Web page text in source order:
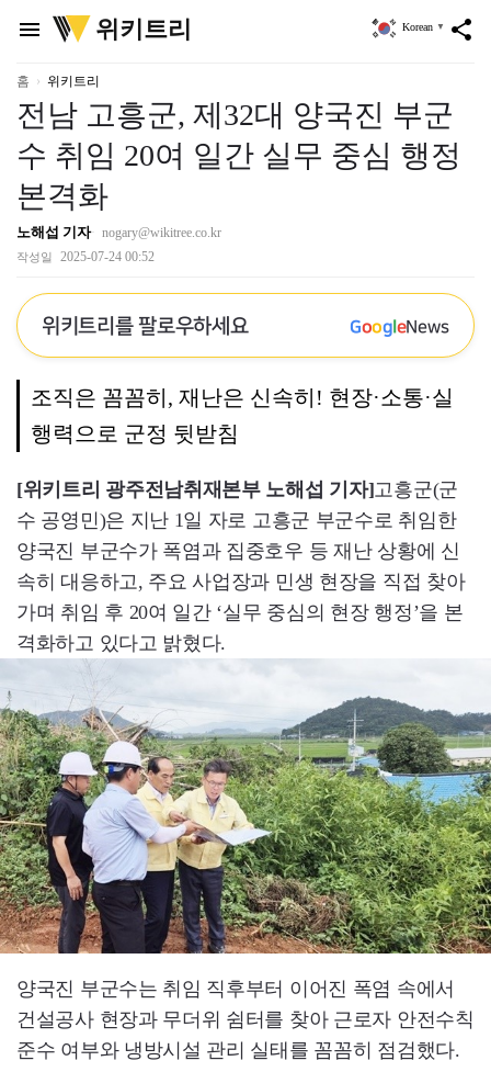
menu
위
키
리
위키트리 share
Korean ▼
홈 위키트리
전남 고흥군, 제32대 양국진 부군
수 취임 20여 일간 실무 중심 행정
본격화
노해섭 기자 nogary@wikitree.co.kr
작성일 2025-07-24 00:52
위키트리를 팔로우하세요 GoogleNews
조직은 꼼꼼히, 재난은 신속히! 현장·소통·실
행력으로 군정 뒷받침
[위키트리 광주전남취재본부 노해섭 기자]고흥군(군
수 공영민)은 지난 1일 자로 고흥군 부군수로 취임한
양국진 부군수가 폭염과 집중호우 등 재난 상황에 신
속히 대응하고, 주요 사업장과 민생 현장을 직접 찾아
가며 취임 후 20여 일간 ‘실무 중심의 현장 행정’을 본
격화하고 있다고 밝혔다.
양국진 부군수는 취임 직후부터 이어진 폭염 속에서
건설공사 현장과 무더위 쉼터를 찾아 근로자 안전수칙
준수 여부와 냉방시설 관리 실태를 꼼꼼히 점검했다.